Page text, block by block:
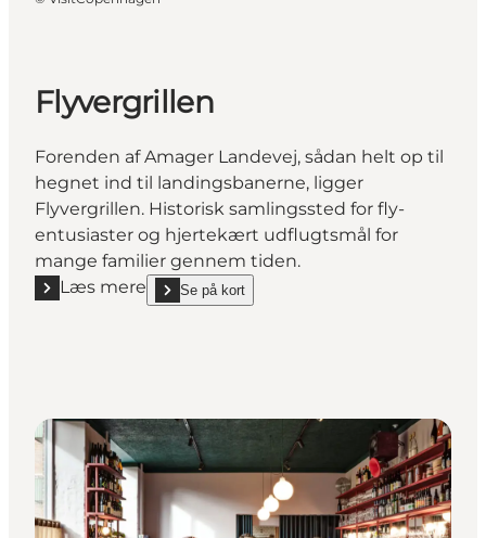
Flyvergrillen
Forenden af Amager Landevej, sådan helt op til
hegnet ind til landingsbanerne, ligger
Flyvergrillen. Historisk samlingssted for fly-
entusiaster og hjertekært udflugtsmål for
mange familier gennem tiden.
Læs mere
Læs mere "Flyvergrillen"
Se på kort
show Flyvergrillen on_map